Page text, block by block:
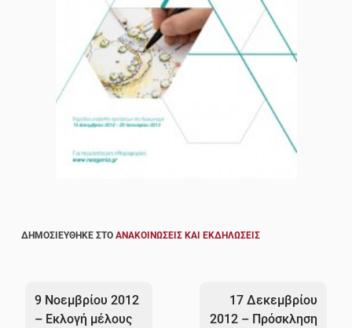
ΔΗΜΟΣΙΕΎΘΗΚΕ ΣΤΟΑΝΑΚΟΙΝΏΣΕΙΣ ΚΑΙ ΕΚΔΗΛΏΣΕΙΣ
άρθρων
9 Νοεμβρίου 2012
– Εκλογή μέλους
17 Δεκεμβρίου
2012 – Πρόσκληση